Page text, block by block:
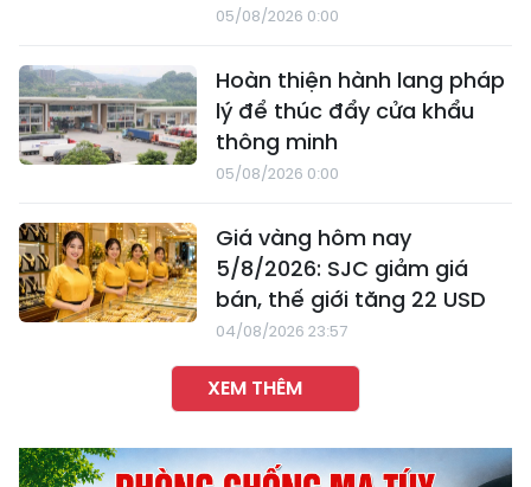
05/08/2026 0:00
Hoàn thiện hành lang pháp
lý để thúc đẩy cửa khẩu
thông minh
05/08/2026 0:00
Giá vàng hôm nay
5/8/2026: SJC giảm giá
bán, thế giới tăng 22 USD
04/08/2026 23:57
XEM THÊM